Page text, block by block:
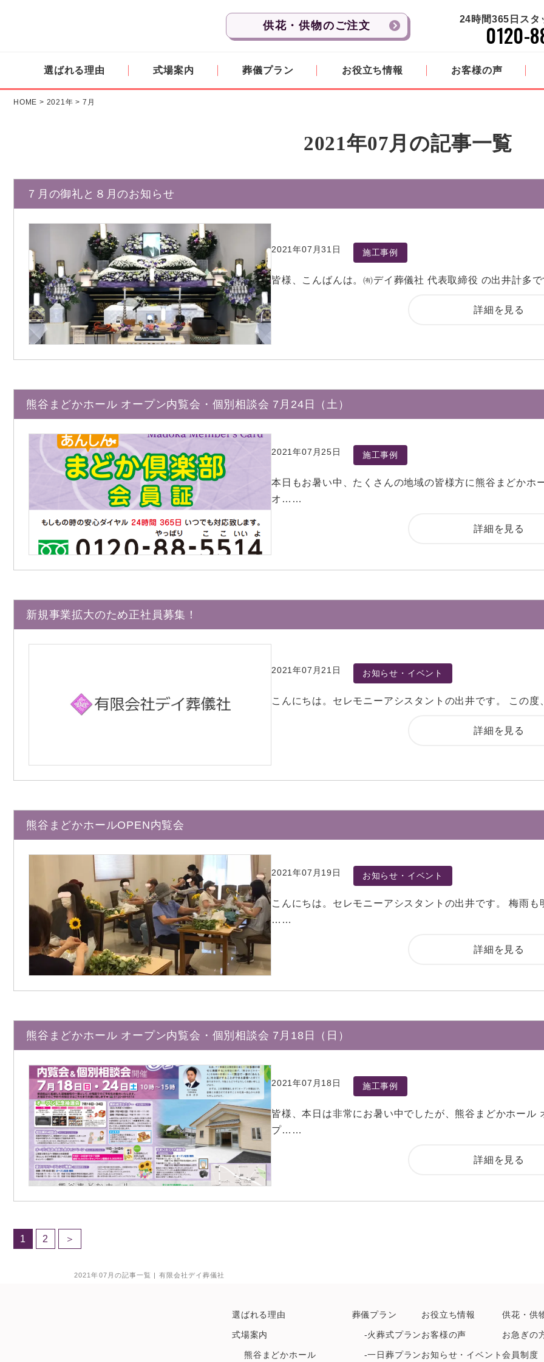
供花・供物のご注文
24時間365日スタ
0120-
選ばれる理由 式場案内 葬儀プラン お役立ち情報 お客様の声
HOME > 2021年 >7月
2021年07月の記事一覧 | 有限会社デイ葬儀社
2021年07月の記事一覧
７月の御礼と８月のお知らせ
2021年07月31日 施工事例
皆様、こんばんは。㈲デイ葬儀社 代表取締役 の出井計多
詳細を見る
熊谷まどかホール オープン内覧会・個別相談会 7月24日（土）
2021年07月25日 施工事例
本日もお暑い中、たくさんの地域の皆様方に熊谷まどかホ
オ……
詳細を見る
新規事業拡大のため正社員募集！
2021年07月21日 お知らせ・イベント
こんにちは。セレモニーアシスタントの出井です。 この
詳細を見る
熊谷まどかホールOPEN内覧会
2021年07月19日 お知らせ・イベント
こんにちは。セレモニーアシスタントの出井です。 梅雨も
……
詳細を見る
熊谷まどかホール オープン内覧会・個別相談会 7月18日（日）
2021年07月18日 施工事例
皆様、本日は非常にお暑い中でしたが、熊谷まどかホール
プ……
詳細を見る
1 2 ＞
選ばれる理由
式場案内
熊谷まどかホール
葬儀プラン
-火葬式プラン
-一日葬プラン
お役立ち情報
お客様の声
お知らせ・イベント
供花・供
お急ぎの
会員制度